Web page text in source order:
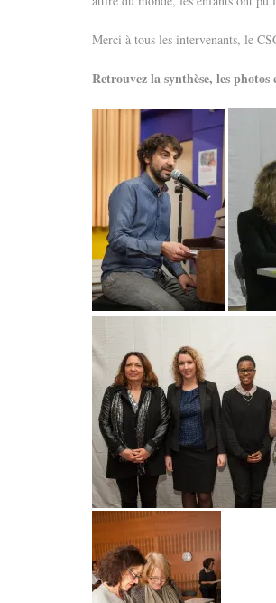
Merci à tous les intervenants, le
Retrouvez la synthèse, les